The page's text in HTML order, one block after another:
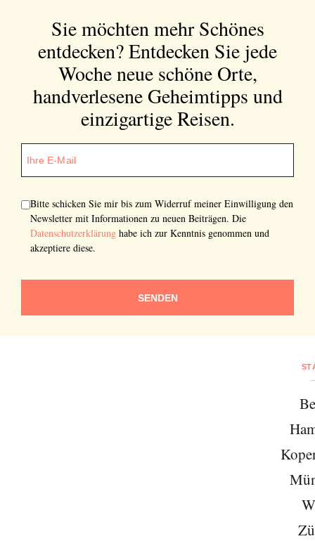
Sie möchten mehr Schönes
entdecken?Entdecken Sie jede
Woche neue schöne Orte,
handverlesene Geheimtipps und
einzigartige Reisen.
Bitte schicken Sie mir bis zum Widerruf meiner Einwilligung den
Newsletter mit Informationen zu neuen Beiträgen. Die
Datenschutzerklärung habe ich zur Kenntnis genommen und
akzeptiere diese.
SENDEN